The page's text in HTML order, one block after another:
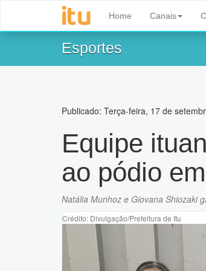
Home Canais
Esportes
Publicado: Terça-feira, 17 de
Equipe
ao pódio
Natália Munhoz e Giovana Shiozaki
Crédito: Divulgação/Prefeitura de Itu